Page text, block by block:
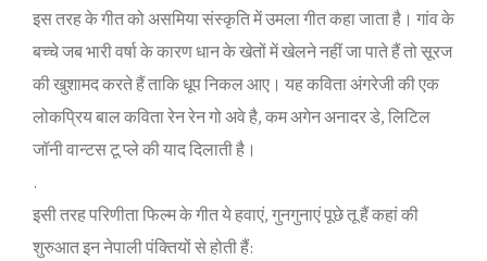
इस तरह के गीत को असमिया संस्‍कृति में उमला गीत कहा जाता है। गांव के
बच्‍चे जब भारी वर्षा के कारण धान के खेतों में खेलने नहीं जा पाते हैं तो सूरज
की खुशामद करते हैं ताकि धूप निकल आए। यह कविता अंगरेजी की एक
लोकप्रिय बाल कविता रेन रेन गो अवे है, कम अगेन अनादर डे, लिटिल
जॉनी वान्‍टस टू प्‍ले की याद दिलाती है।
.
इसी तरह परिणीता फिल्‍म के गीत ये हवाएं, गुनगुनाएं पूछे तू हैं कहां की
शुरुआत इन नेपाली पंक्‍तियों से होती हैं: